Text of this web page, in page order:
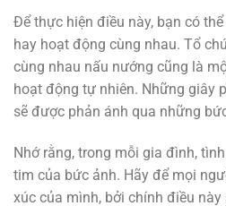
Để thực hiện điều này, bạn có
hay hoạt động cùng nhau. Tổ
cùng nhau nấu nướng cũng là
hoạt động tự nhiên. Những giây
sẽ được phản ánh qua những
Nhớ rằng, trong mỗi gia đình,
tim của bức ảnh. Hãy để mọi
xúc của mình, bởi chính điều